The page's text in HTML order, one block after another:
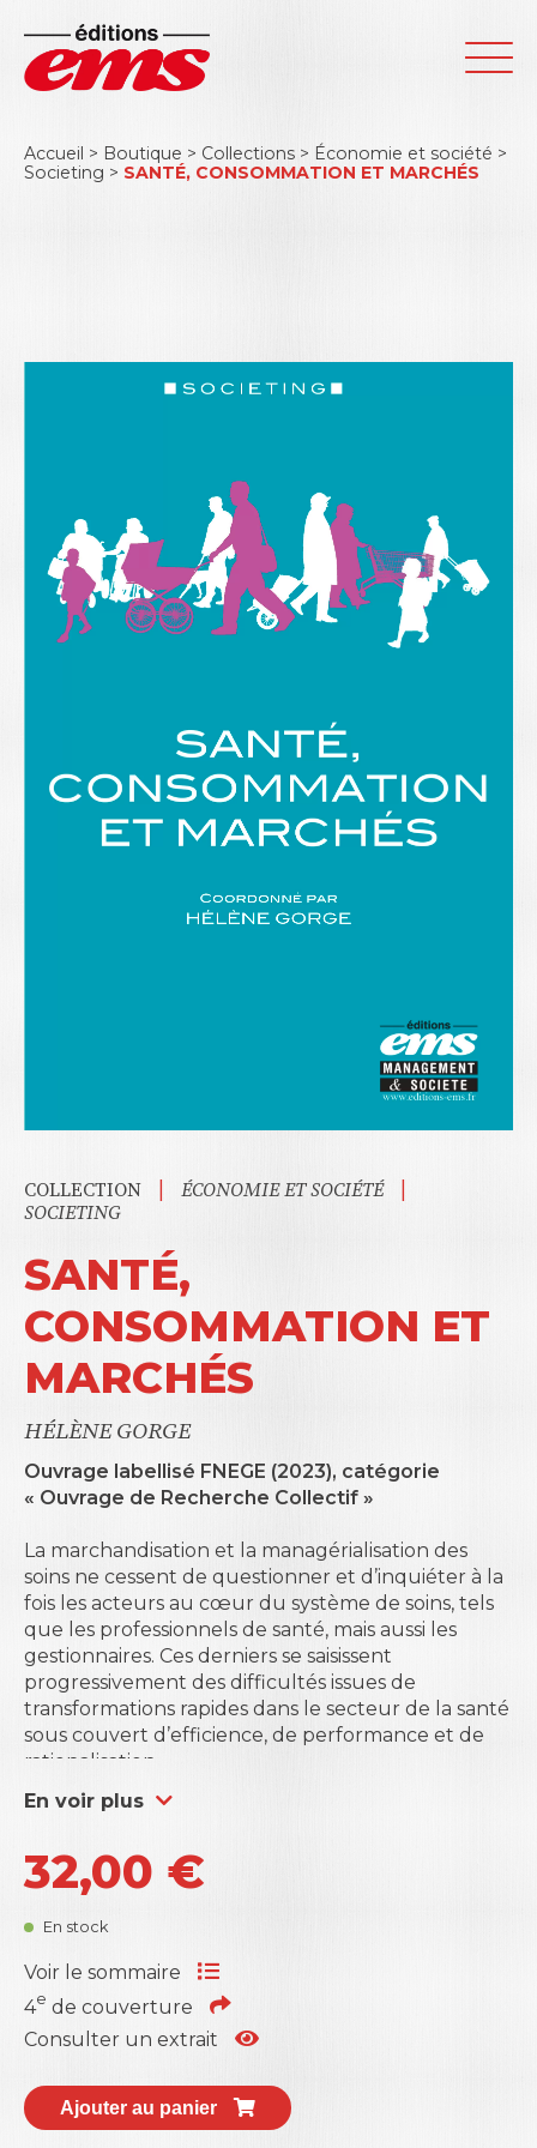
Accueil > Boutique > Collections > Économie et société >
Societing > SANTÉ, CONSOMMATION ET MARCHÉS
COLLECTION | ÉCONOMIE ET SOCIÉTÉ |
SOCIETING
SANTÉ,
CONSOMMATION ET
MARCHÉS
HÉLÈNE GORGE
Ouvrage labellisé FNEGE (2023), catégorie
« Ouvrage de Recherche Collectif »
La marchandisation et la managérialisation des
soins ne cessent de questionner et d’inquiéter à la
fois les acteurs au cœur du système de soins, tels
que les professionnels de santé, mais aussi les
gestionnaires. Ces derniers se saisissent
progressivement des difficultés issues de
transformations rapides dans le secteur de la santé
sous couvert d’efficience, de performance et de
rationalisation.
Cet ouvrage collectif propose un regard critique
sur la marchandisation et la managérialisation des
manière empirique et théorique la façon dont se
transforme « l’imaginaire socio-politique » autour
de la santé, pour reprendre les termes de Frédéric
commun ou social en santé a longtemps dominé,
c’est celle de la responsabilisation du patient-
consommateur par exemple qui règne
aujourd’hui. Cette évolution s’accompagne du
système de soins.
L’ouvrage est structuré en quatre parties. La
En voir plus
32,00 €
En stock
Voir le sommaire
4e de couverture
Consulter un extrait
Ajouter au panier